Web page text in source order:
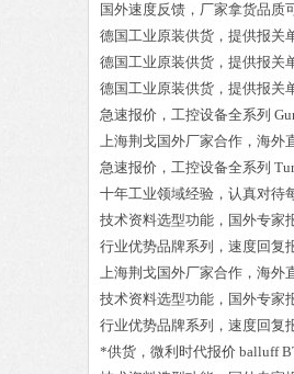
国外速度反馈，厂家拿货品质
德国工业原装供货，提供报关
德国工业原装供货，提供报关
德国工业原装供货，提供报关
急速报价，工控设备全系列
上海荆戈国外厂家合作，海外
急速报价，工控设备全系列
十年工业领域经验，认真对待
技术资料选型功能，国外专家
行业优势品牌系列，速度回复
上海荆戈国外厂家合作，海外
技术资料选型功能，国外专家
行业优势品牌系列，速度回复
*供货，微利时代报价 balluff